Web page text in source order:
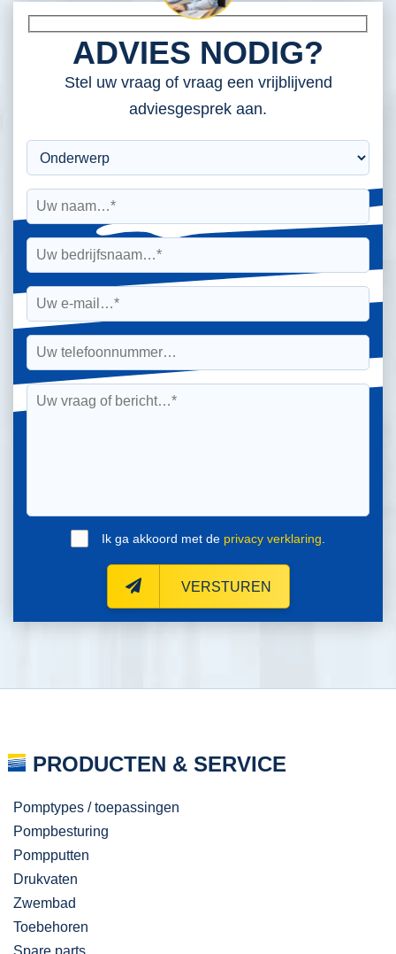
ADVIES NODIG?
Stel uw vraag of vraag een vrijblijvend
adviesgesprek aan.
Ik ga akkoord met de privacy verklaring
VERSTUREN
PRODUCTEN & SERVICE
Pomptypes / toepassingen
Pompbesturing
Pompputten
Drukvaten
Zwembad
Toebehoren
Spare parts